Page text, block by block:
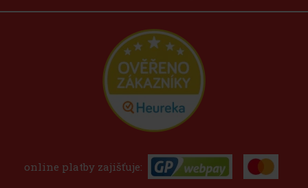
online platby zajišťuje: